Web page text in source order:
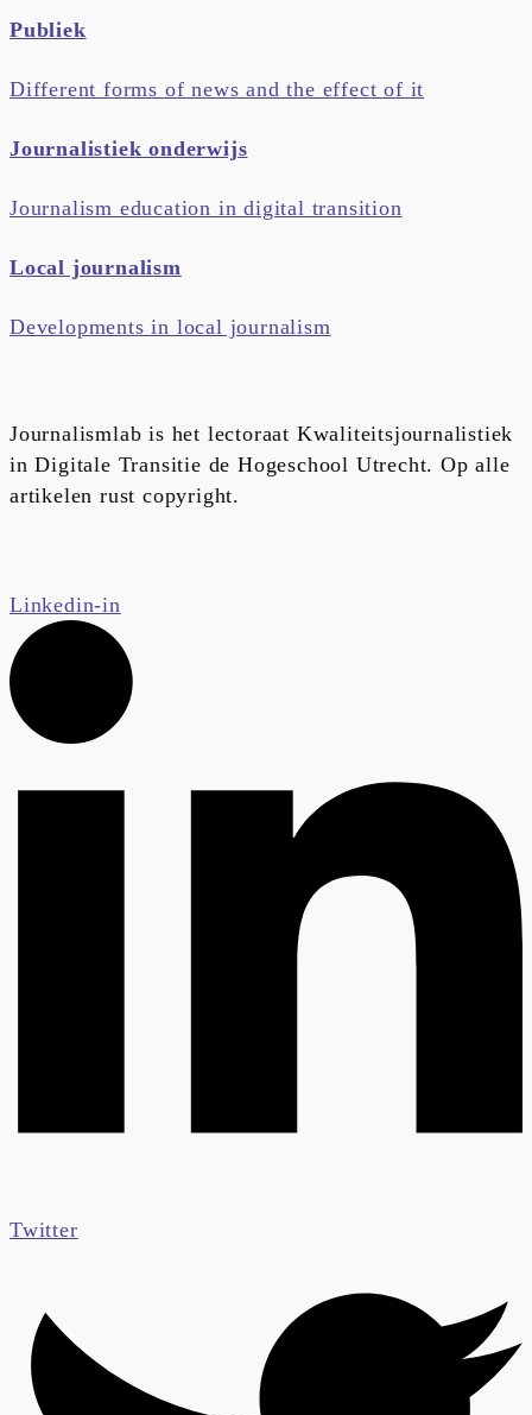
Publiek
Different forms of news and the effect of it
Journalistiek onderwijs
Journalism education in digital transition
Local journalism
Developments in local journalism
Journalismlab is het lectoraat Kwaliteitsjournalistiek
in Digitale Transitie de Hogeschool Utrecht. Op alle
artikelen rust copyright.
Linkedin-in
Twitter